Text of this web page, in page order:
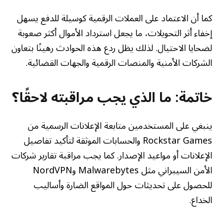
كما أن الاعتماد على العملات الرقمية كوسيلة للدفع يسهل
إخفاء أثر التحويلات، ما يجعل استرداد الأموال أكثر صعوبة
لضحايا الاحتيال. لذلك يظل ردع هذه الحوادث رهينًا بتعاون
الشركات الأمنية والمنصات الرقمية والجهات القضائية.
خاتمة: ما الذي يجب مراقبته لاحقًا؟
ينبغي على المستخدمين متابعة الإعلانات الرسمية من
Rockstar Games والحسابات الموثقة لتأكيد تفاصيل
الإعلانات أو مواعيد الإصدار. كما يجب مراقبة تقارير شركات
الأمن السيبراني مثل Malwarebytes وNordVPN
للحصول على تحديثات حول المواقع الضارة وأساليب
الخداع.